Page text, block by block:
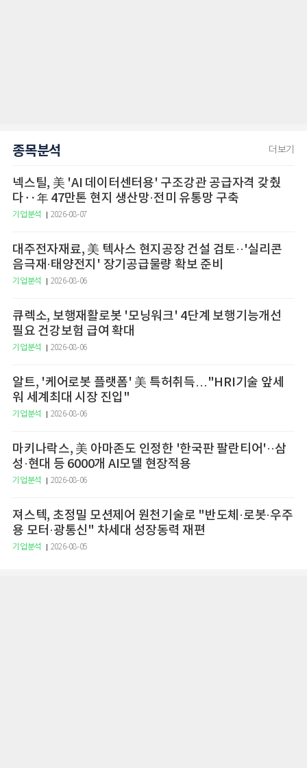
종목분석 더보기
넥스틸, 美 'AI 데이터센터용' 구조강관 공급자격 갖췄
다‥年 47만톤 현지 생산망·전미 유통망 구축
기업분석 2026-08-07
대주전자재료, 美 텍사스 현지공장 건설 검토··'실리콘
음극재·태양전지' 장기공급물량 확보 준비
기업분석 2026-08-06
큐렉소, 보행재활로봇 '모닝워크' 4단계 보행기능개선
필요 건강보험 급여 확대
기업분석 2026-08-06
알트, '케어로봇 플랫폼' 美 특허취득…"HRI기술 앞세
워 세계최대 시장 진입"
기업분석 2026-08-06
마키나락스, 美 아마존도 인정한 '한국판 팔란티어'··삼
성·현대 등 6000개 AI모델 현장적용
기업분석 2026-08-06
져스텍, 초정밀 모션제어 원천기술로 "반도체·로봇·우주
용 모터·광통신" 차세대 성장동력 재편
기업분석 2026-08-05